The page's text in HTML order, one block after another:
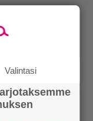
Valintasi